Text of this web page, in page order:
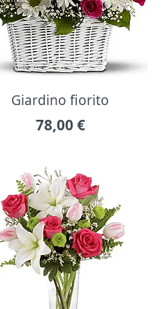
Giardino fiorito
78,00 €